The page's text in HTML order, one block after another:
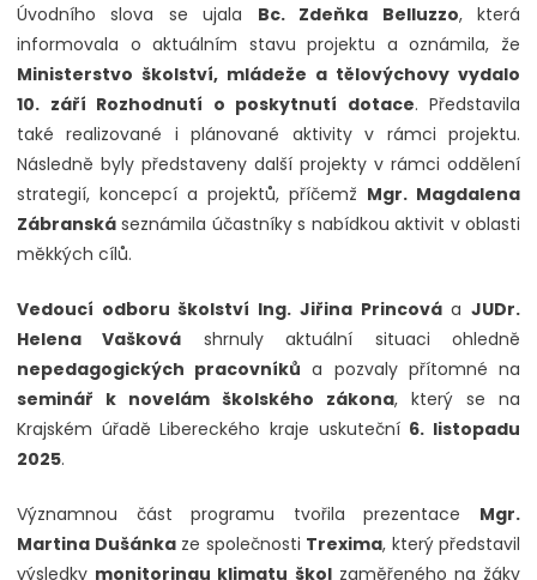
Úvodního slova se ujala Bc. Zdeňka Belluzzo, která
informovala o aktuálním stavu projektu a oznámila, že
Ministerstvo školství, mládeže a tělovýchovy vydalo
10. září Rozhodnutí o poskytnutí dotace. Představila
také realizované i plánované aktivity v rámci projektu.
Následně byly představeny další projekty v rámci oddělení
strategií, koncepcí a projektů, příčemž Mgr. Magdalena
Zábranská seznámila účastníky s nabídkou aktivit v oblasti
měkkých cílů.
Vedoucí odboru školství Ing. Jiřina PrincováaJUDr.
Helena Vašková shrnuly aktuální situaci ohledně
nepedagogických pracovníků a pozvaly přítomné na
seminář k novelám školského zákona, který se na
Krajském úřadě Libereckého kraje uskuteční 6. listopadu
2025.
Významnou část programu tvořila prezentace Mgr.
Martina Dušánkaze společnosti Trexima, který představil
výsledky monitoringu klimatu školzaměřeného na žáky